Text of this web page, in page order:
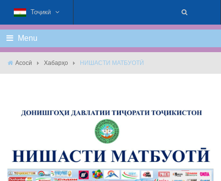
Тоҷикӣ
Menu
Асосӣ Хабарҳо НИШАСТИ МАТБУОТӢ